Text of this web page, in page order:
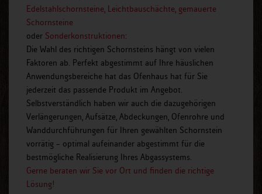
Edelstahlschornsteine, Leichtbauschächte, gemauerte
Schornsteine
oder Sonderkonstruktionen:
Die Wahl des richtigen Schornsteins hängt von vielen
Faktoren ab. Perfekt abgestimmt auf Ihre häuslichen
Anwendungsbereiche hat das Ofenhaus hat für Sie
jederzeit das passende Produkt im Angebot.
Selbstverständlich haben wir auch die dazugehörigen
Verlängerungen, Aufsätze, Abdeckungen, Ofenrohre und
Wanddurchführungen für Ihren gewählten Schornstein
vorrätig – optimal aufeinander abgestimmt für die
bestmögliche Realisierung Ihres Abgassystems.
Gerne beraten wir Sie vor Ort und finden die richtige
Lösung!